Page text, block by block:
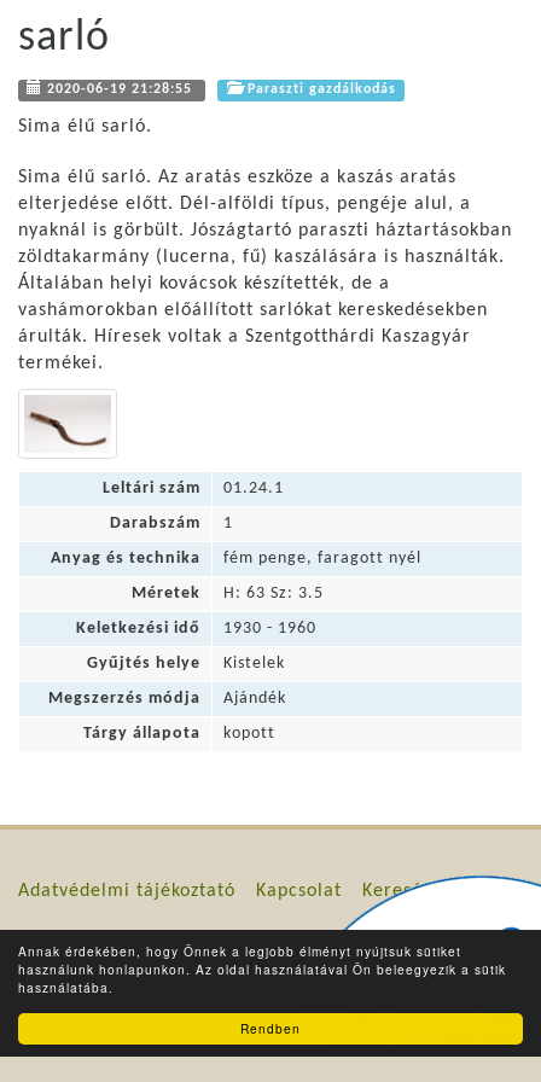
Rendben
Annak érdekében, hogy Önnek a legjobb élményt nyújtsuk sütiket
használunk honlapunkon. Az oldal használatával Ön beleegyezik a sütik
használatába.
sarló
2020-06-19 21:28:55 Paraszti gazdálkodás
Sima élű sarló.
Sima élű sarló. Az aratás eszköze a kaszás aratás
elterjedése előtt. Dél-alföldi típus, pengéje alul, a
nyaknál is görbült. Jószágtartó paraszti háztartásokban
zöldtakarmány (lucerna, fű) kaszálására is használták.
Általában helyi kovácsok készítették, de a
vashámorokban előállított sarlókat kereskedésekben
árulták. Híresek voltak a Szentgotthárdi Kaszagyár
termékei.
Leltári szám
01.24.1
Darabszám
1
Anyag és technika
fém penge, faragott nyél
Méretek
H: 63 Sz: 3.5
Keletkezési idő
1930 - 1960
Gyűjtés helye
Kistelek
Megszerzés módja
Ajándék
Tárgy állapota
kopott
Adatvédelmi tájékoztató Kapcsolat Keresés
Copyright © 2026 Kárpátia Kincsesház Kistelek
Nonprofit Kft.